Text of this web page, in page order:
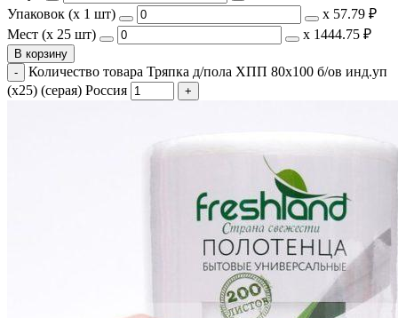
Упаковок (x 1 шт)
х 57.79 ₽
Мест (x 25 шт)
х 1444.75 ₽
В корзину
Количество товара Тряпка д/пола ХПП 80х100 б/ов инд.уп
(х25) (серая) Россия